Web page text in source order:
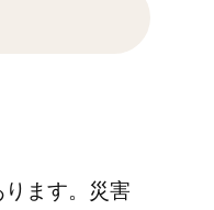
ます。災害